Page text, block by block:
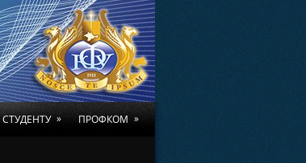
СТУДЕНТУ » ПРОФКОМ »